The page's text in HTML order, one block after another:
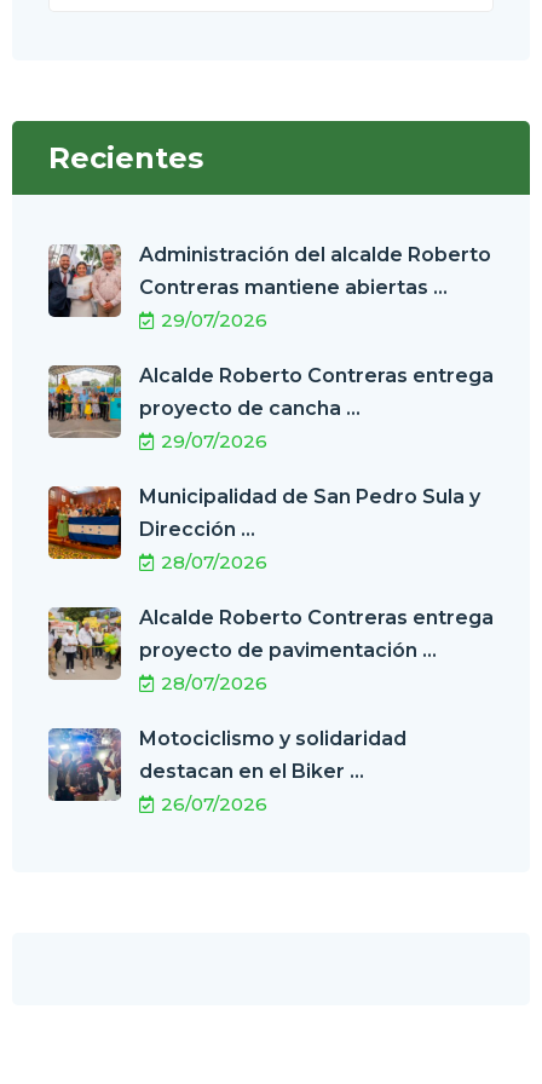
Recientes
Administración del alcalde Roberto
Contreras mantiene abiertas ...
29/07/2026
Alcalde Roberto Contreras entrega
proyecto de cancha ...
29/07/2026
Municipalidad de San Pedro Sula y
Dirección ...
28/07/2026
Alcalde Roberto Contreras entrega
proyecto de pavimentación ...
28/07/2026
Motociclismo y solidaridad
destacan en el Biker ...
26/07/2026